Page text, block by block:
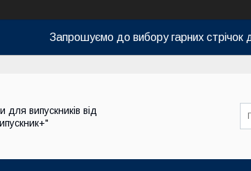
Запрошуємо до вибору гарних стрічок
для випускників від